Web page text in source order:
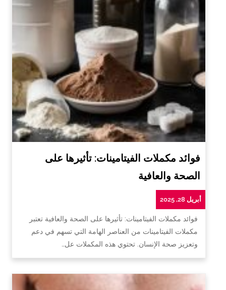
فوائد مكملات الفيتامينات: تأثيرها على
الصحة والعافية
أبريل 28, 2025
فوائد مكملات الفيتامينات: تأثيرها على الصحة والعافية تعتبر
مكملات الفيتامينات من العناصر الهامة التي تسهم في دعم
وتعزيز صحة الإنسان. تحتوي هذه المكملات عل…